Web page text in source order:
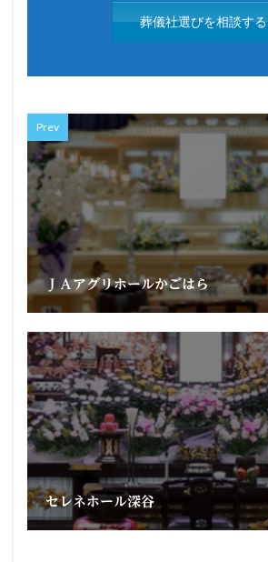
葬儀社選びを相談する
Prev
ＪＡアグリホールかごはら
セレネホール深谷